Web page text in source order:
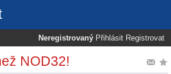
Neregistrovaný Přihlásit Registrovat
NOD32!